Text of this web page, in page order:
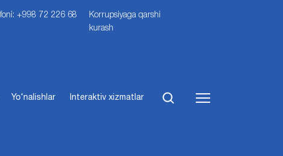
+998 72 226 68
Korrupsiyaga qarshi
kurash
Yo‘nalishlar Interaktiv xizmatlar